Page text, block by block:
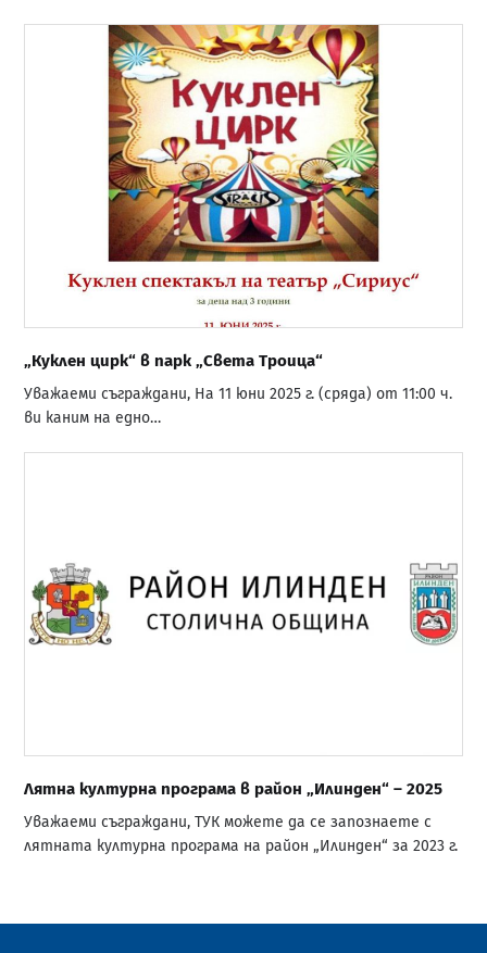
„Куклен цирк“ в парк „Света Троица“
Уважаеми съграждани, На 11 юни 2025 г. (сряда) от 11:00 ч.
ви каним на едно…
Лятна културна програма в район „Илинден“ – 2025
Уважаеми съграждани, ТУК можете да се запознаете с
лятната културна програма на район „Илинден“ за 2023 г.